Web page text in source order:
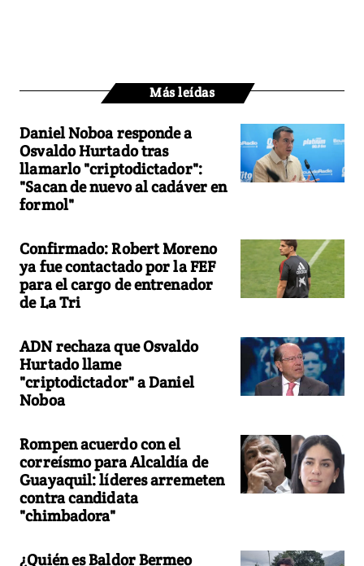
Más leídas
Daniel Noboa responde a
Osvaldo Hurtado tras
llamarlo "criptodictador":
"Sacan de nuevo al cadáver en
formol"
Confirmado: Robert Moreno
ya fue contactado por la FEF
para el cargo de entrenador
de La Tri
ADN rechaza que Osvaldo
Hurtado llame
"criptodictador" a Daniel
Noboa
Rompen acuerdo con el
correísmo para Alcaldía de
Guayaquil: líderes arremeten
contra candidata
"chimbadora"
¿Quién es Baldor Bermeo